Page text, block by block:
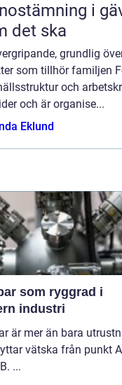
i gävle så får du pianot
det ska
grundlig
som tillhör familjen
och
och är organise...
Eklund
som ryggrad i
industri
är mer än bara
vätska från punkt
...